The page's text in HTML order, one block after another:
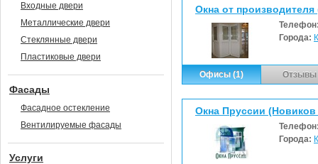
Окна от
Города:
Офисы (1) Отзывы
Окна Пруссии
Города:
Входные двери
Металлические двери
Стеклянные двери
Пластиковые двери
Фасады
Фасадное остекление
Вентилируемые фасады
Услуги